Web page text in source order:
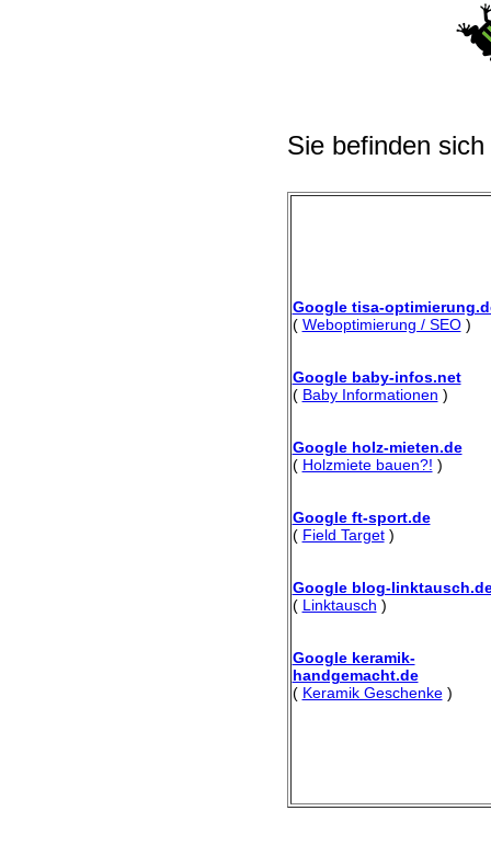
Sie befinden
Google tisa-
( Weboptimierung / SEO)
Google baby-infos.net
( Baby Informationen )
Google holz-mieten.de
( Holzmiete bauen?! )
Google ft-sport.de
( Field Target)
Google blog-
( Linktausch )
Google keramik-
handgemacht.de
( Keramik Geschenke)